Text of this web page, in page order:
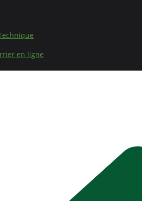
en ligne